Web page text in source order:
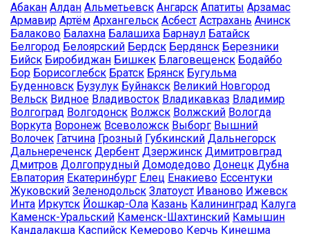
Абакан Алдан Альметьевск Ангарск Апатиты Арзамас
Армавир Артём Архангельск Асбест Астрахань Ачинск
Балаково Балахна Балашиха Барнаул Батайск
Белгород Белоярский Бердск Бердянск Березники
Бийск Биробиджан Бишкек Благовещенск Бодайбо
Бор Борисоглебск Братск Брянск Бугульма
Буденновск Бузулук Буйнакск Великий Новгород
Вельск Видное Владивосток Владикавказ Владимир
Волгоград Волгодонск Волжск Волжский Вологда
Воркута Воронеж Всеволожск Выборг Вышний
Волочек Гатчина Грозный Губкинский Дальнегорск
Дальнереченск Дербент Дзержинск Димитровград
Дмитров Долгопрудный Домодедово Донецк Дубна
Евпатория Екатеринбург Елец Енакиево Ессентуки
Жуковский Зеленодольск Златоуст Иваново Ижевск
Инта Иркутск Йошкар-Ола Казань Калининград Калуга
Каменск-Уральский Каменск-Шахтинский Камышин
Кандалакша Каспийск Кемерово Керчь Кинешма